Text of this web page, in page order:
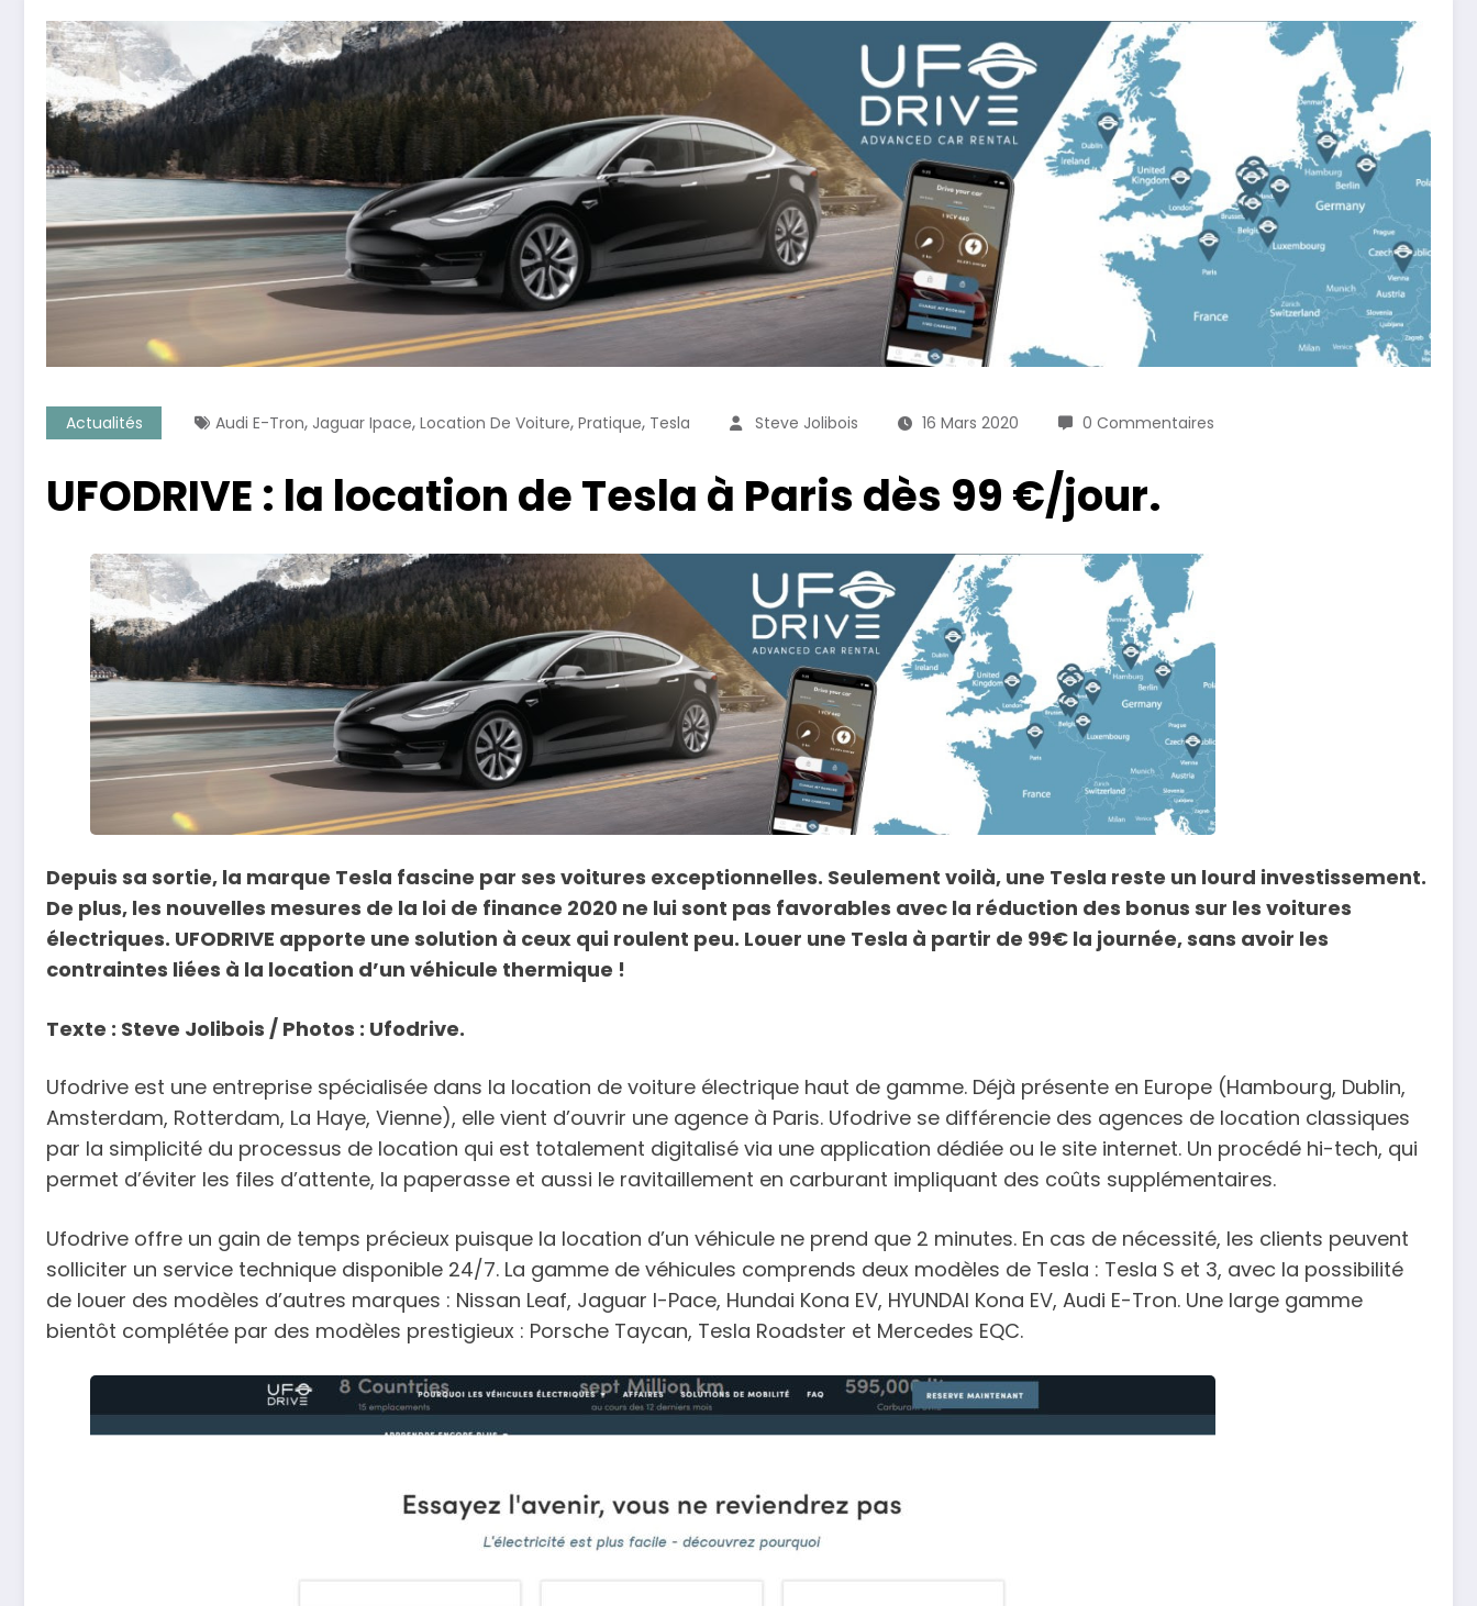
Actualités Audi E-Tron, Jaguar Ipace, Location De Voiture, Pratique, Tesla Steve Jolibois 16 Mars 2020 0 Commentaires
UFODRIVE : la location de Tesla à Paris dès 99 €/jour.
Depuis sa sortie, la marque Tesla fascine par ses voitures exceptionnelles. Seulement voilà, une Tesla reste un lourd investissement.
De plus, les nouvelles mesures de la loi de finance 2020 ne lui sont pas favorables avec la réduction des bonus sur les voitures
électriques. UFODRIVE apporte une solution à ceux qui roulent peu. Louer une Tesla à partir de 99€ la journée, sans avoir les
contraintes liées à la location d’un véhicule thermique !
Texte : Steve Jolibois / Photos : Ufodrive.
Ufodrive est une entreprise spécialisée dans la location de voiture électrique haut de gamme. Déjà présente en Europe (Hambourg, Dublin,
Amsterdam, Rotterdam, La Haye, Vienne), elle vient d’ouvrir une agence à Paris. Ufodrive se différencie des agences de location classiques
par la simplicité du processus de location qui est totalement digitalisé via une application dédiée ou le site internet. Un procédé hi-tech, qui
permet d’éviter les files d’attente, la paperasse et aussi le ravitaillement en carburant impliquant des coûts supplémentaires.
Ufodrive offre un gain de temps précieux puisque la location d’un véhicule ne prend que 2 minutes. En cas de nécessité, les clients peuvent
solliciter un service technique disponible 24/7. La gamme de véhicules comprends deux modèles de Tesla : Tesla S et 3, avec la possibilité
de louer des modèles d’autres marques : Nissan Leaf, Jaguar I-Pace, Hundai Kona EV, HYUNDAI Kona EV, Audi E-Tron. Une large gamme
bientôt complétée par des modèles prestigieux : Porsche Taycan, Tesla Roadster et Mercedes EQC.